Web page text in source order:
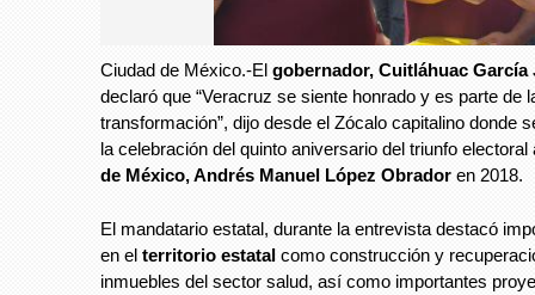
Ciudad de México.-El gobernador, Cuitláhuac García
declaró que “Veracruz se siente honrado y es parte de
transformación”, dijo desde el Zócalo capitalino donde
la celebración del quinto aniversario del triunfo
de México, Andrés Manuel López Obrador en 2018.
El mandatario estatal, durante la entrevista destacó
en el territorio estatal como construcción y
inmuebles del sector salud, así como importantes